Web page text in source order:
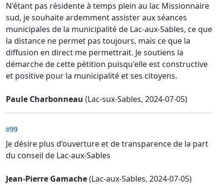
N'étant pas résidente à temps plein au lac Missionnaire
sud, je souhaite ardemment assister aux séances
municipales de la municipalité de Lac-aux-Sables, ce que
la distance ne permet pas toujours, mais ce que la
diffusion en direct me permettrait. Je soutiens la
démarche de cette pétition puisqu'elle est constructive
et positive pour la municipalité et ses citoyens.
Paule Charbonneau (Lac-sux-Sables, 2024-07-05)
#99
Je désire plus d’ouverture et de transparence de la part
du conseil de Lac-aux-Sables
Jean-Pierre Gamache(Lac-aux-Sables, 2024-07-05)